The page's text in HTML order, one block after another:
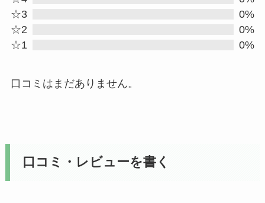
☆3
0%
☆2
0%
☆1
0%
口コミはまだありません。
口コミ・レビューを書く